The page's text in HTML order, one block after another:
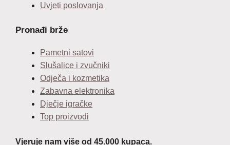
Uvjeti poslovanja
Pronađi brže
Pametni satovi
Slušalice i zvučniki
Odječa i kozmetika
Zabavna elektronika
Dječje igračke
Top proizvodi
Vjeruje nam više od 45.000 kupaca.